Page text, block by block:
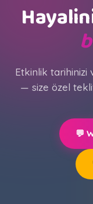
Etkinlik tarihinizi
— size özel
💬